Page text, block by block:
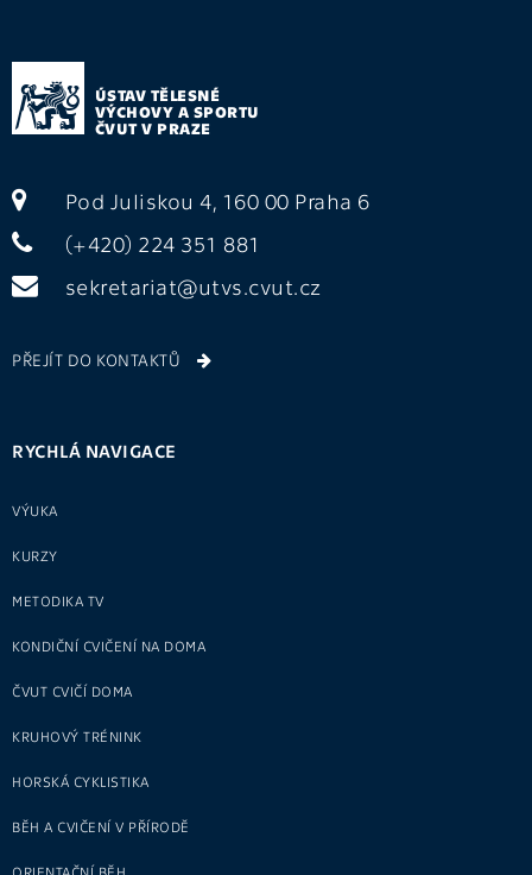
ÚSTAV TĚLESNÉ
VÝCHOVY A SPORTU
ČVUT V PRAZE
Pod Juliskou 4, 160 00 Praha 6
(+420) 224 351 881
sekretariat@utvs.cvut.cz
PŘEJÍT DO KONTAKTŮ
RYCHLÁ NAVIGACE
VÝUKA
KURZY
METODIKA TV
KONDIČNÍ CVIČENÍ NA DOMA
ČVUT CVIČÍ DOMA
KRUHOVÝ TRÉNINK
HORSKÁ CYKLISTIKA
BĚH A CVIČENÍ V PŘÍRODĚ
ORIENTAČNÍ BĚH